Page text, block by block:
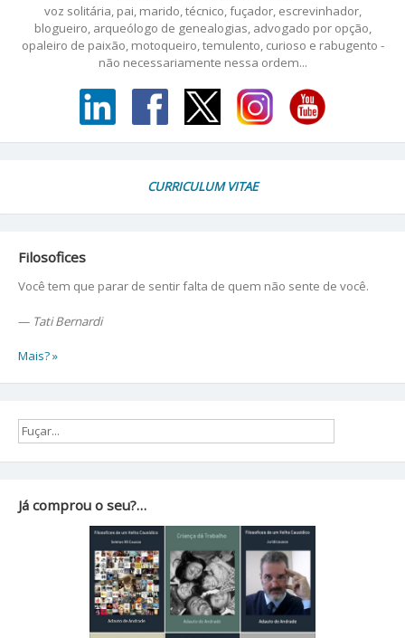
voz solitária, pai, marido, técnico, fuçador, escrevinhador,
blogueiro, arqueólogo de genealogias, advogado por opção,
opaleiro de paixão, motoqueiro, temulento, curioso e rabugento -
não necessariamente nessa ordem...
CURRICULUM VITAE
Filosofices
Você tem que parar de sentir falta de quem não sente de você.
— Tati Bernardi
Mais? »
Já comprou o seu?…